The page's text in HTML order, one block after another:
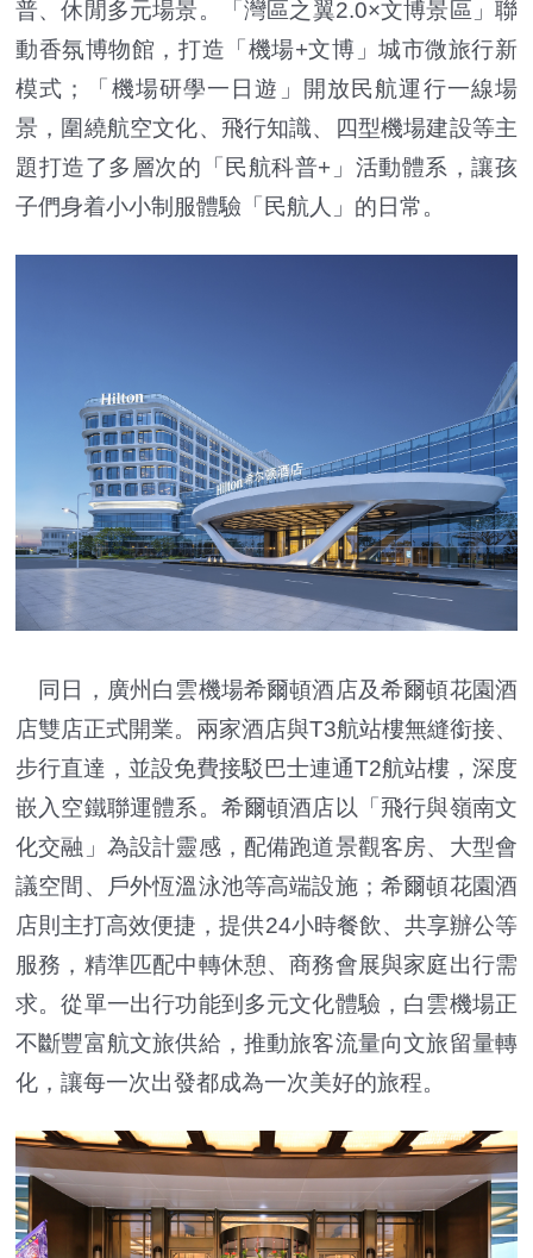
普、休閒多元場景。「灣區之翼2.0×文博景區」聯
動香氛博物館，打造「機場+文博」城市微旅行新
模式；「機場研學一日遊」開放民航運行一線場
景，圍繞航空文化、飛行知識、四型機場建設等主
題打造了多層次的「民航科普+」活動體系，讓孩
子們身着小小制服體驗「民航人」的日常。
同日，廣州白雲機場希爾頓酒店及希爾頓花園酒
店雙店正式開業。兩家酒店與T3航站樓無縫銜接、
步行直達，並設免費接駁巴士連通T2航站樓，深度
嵌入空鐵聯運體系。希爾頓酒店以「飛行與嶺南文
化交融」為設計靈感，配備跑道景觀客房、大型會
議空間、戶外恆溫泳池等高端設施；希爾頓花園酒
店則主打高效便捷，提供24小時餐飲、共享辦公等
服務，精準匹配中轉休憩、商務會展與家庭出行需
求。從單一出行功能到多元文化體驗，白雲機場正
不斷豐富航文旅供給，推動旅客流量向文旅留量轉
化，讓每一次出發都成為一次美好的旅程。